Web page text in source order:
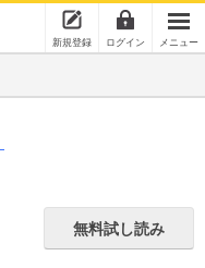
新規登録 ログイン メニュー
無料試し読み